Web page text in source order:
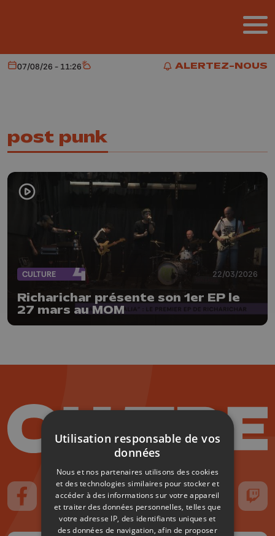
ALERTEZ-NOUS
ALERTEZ-NOUS
Aujourd'hui
07/08/26 - 11:26 Météo
post punk
CULTURE 22/03/2026
Richarichar présente son 1er EP le
27 mars au MOM
Suivez-nous sur FaceBook
Suivez-nous sur Instagram
Suivez-nous sur TikTokSuivez-nous sur YouTube
Suivez-nous
Utilisation responsable de vos
données
Nous et nos partenaires utilisons des cookies
et des technologies similaires pour stocker et
accéder à des informations sur votre appareil
et traiter des données personnelles, telles que
votre adresse IP, des identifiants uniques et
des données de navigation, afin de proposer